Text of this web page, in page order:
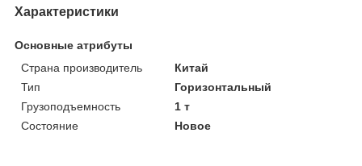
Характеристики
Основные атрибуты
Страна производитель
Китай
Тип
Горизонтальный
Грузоподъемность
1 т
Состояние
Новое